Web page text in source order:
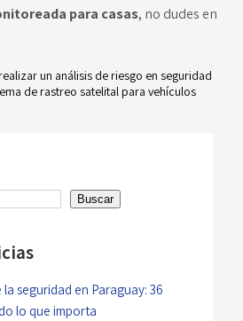
para casas, no dudes en
un análisis de riesgo en seguridad
de rastreo satelital para vehículos
Buscar
seguridad en Paraguay: 36
lo que importa